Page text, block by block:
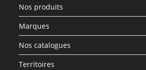
Nos produits
Marques
Nos catalogues
Territoires